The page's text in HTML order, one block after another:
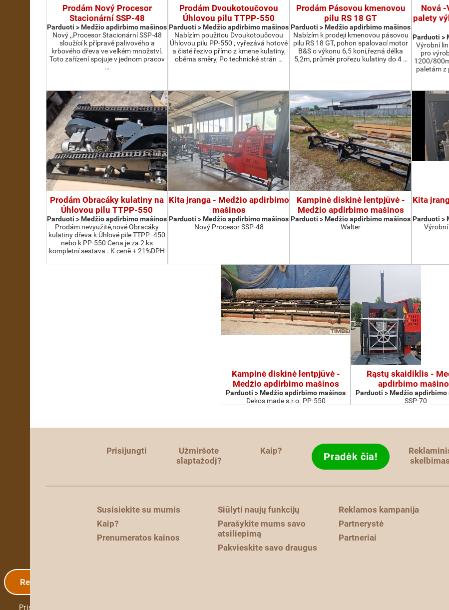
Registracija
Prisijungti
Prodám Nový Procesor
Stacionární SSP-48
Parduoti > Medžio apdirbimo mašinos
Nový ,,Procesor Stacionární SSP-48
sloužící k přípravě palivového a
krbového dřeva ve velkém množství.
Toto zařízení spojuje v jednom pracov
…
Prodám Dvoukotoučovou
Úhlovou pilu TTPP-550
Parduoti > Medžio apdirbimo mašinos
Nabízím použitou Dvoukotoučovou
Úhlovou pilu PP-550 , vyřezává hotové
a čisté řezivo přímo z kmene kulatiny,
oběma směry, Po technické strán …
Prodám Pásovou kmenovou
pilu RS 18 GT
Parduoti > Medžio apdirbimo mašinos
Nabízím k prodeji kmenovou pásovou
pilu RS 18 GT, pohon spalovací motor
B&S o výkonu 6,5 koní,řezná délka
5,2m, průměr prořezu kulatiny do 4 …
Nová
palety
Parduoti >
Výrobní
pro
1200/
paletám z
Prodám Obracáky kulatiny na
Úhlovou pilu TTPP-550
Parduoti > Medžio apdirbimo mašinos
Prodám nevyužité,nové Obracáky
kulatiny dřeva k Úhlové pile TTPP -450
nebo k PP-550 Cena je za 2 ks
kompletní sestava . K ceně + 21%DPH
Kita įranga - Medžio apdirbimo
mašinos
Parduoti > Medžio apdirbimo mašinos
Nový Procesor SSP-48
Kampinė diskinė lentpjūvė -
Medžio apdirbimo mašinos
Parduoti > Medžio apdirbimo mašinos
Walter
Kita
Parduoti >
Výrobní
Kampinė diskinė lentpjūvė -
Medžio apdirbimo mašinos
Parduoti > Medžio apdirbimo mašinos
Dekos made s.r.o. PP-550
Rąstų skaidiklis -
apdirbimo
Parduoti > Medžio apdirbimo
SSP-70
Prisijungti
Užmiršote
slaptažodį?
Kaip? Pradėk čia!
skelbimas
Susisiekite su mumis
Kaip?
Prenumeratos kainos
Siūlyti naujų funkcijų
Parašykite mums savo
atsiliepimą
Pakvieskite savo draugus
Reklamos kampanija
Partnerystė
Partneriai